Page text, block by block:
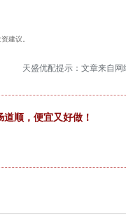
建议。
天盛优配提示：文章来自网
顺，便宜又好做！